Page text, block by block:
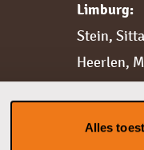
Alles
Limburg:
Stein,
Heerlen,